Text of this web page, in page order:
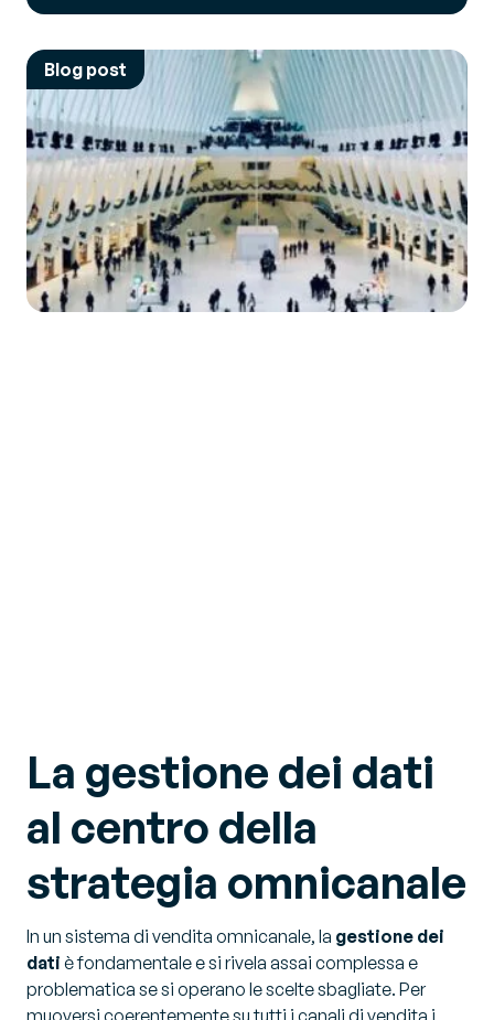
Blog post
La gestione dei dati
al centro della
strategia omnicanale
In un sistema di vendita omnicanale, la gestione dei
dati è fondamentale e si rivela assai complessa e
problematica se si operano le scelte sbagliate. Per
muoversi coerentemente su tutti i canali di vendita i